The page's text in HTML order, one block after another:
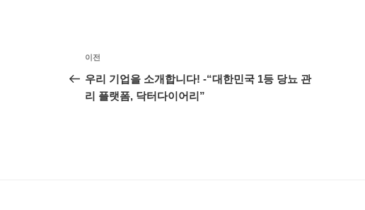
글
탐
색
이
전
글
이전
우리 기업을 소개합니다! -“대한민국 1등 당뇨 관
리 플랫폼, 닥터다이어리”